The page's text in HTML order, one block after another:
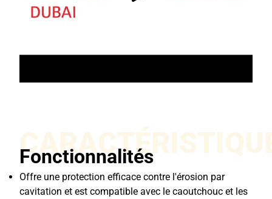
Fonctionnalités
Offre une protection efficace contre l'érosion par
cavitation et est compatible avec le caoutchouc et les